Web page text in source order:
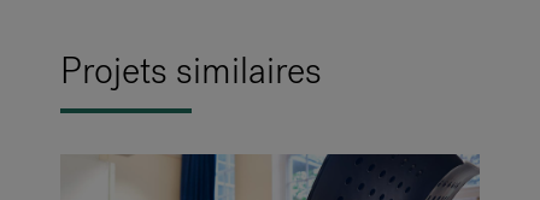
Projets similaires